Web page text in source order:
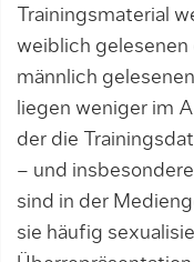
Trainingsmaterial
weiblich gelesenen
männlich
liegen weniger im
der die
– und
sind in der
sie häufig